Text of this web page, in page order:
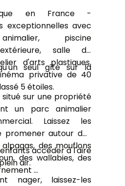
en France -
exceptionnelles avec
piscine
extérieure, salle de
d'arts plastiques,
privative de 40
5 étoiles.
seul gîte sur la
situé sur une propriété
un parc animalier
Laissez les
promener autour des
des mouflons
des wallabies, des
…
enfants accéder à l'aire
air.
nager, laissez-les